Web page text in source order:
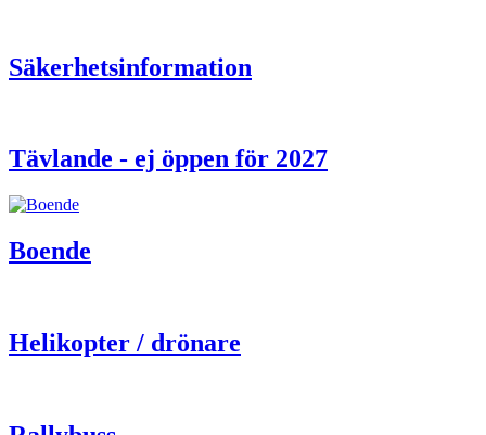
Säkerhetsinformation
Tävlande - ej öppen för 2027
Boende
Helikopter / drönare